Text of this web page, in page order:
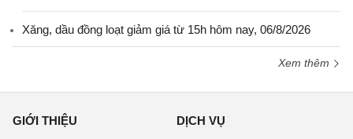
Xăng, dầu đồng loạt giảm giá từ 15h hôm nay, 06/8/2026
Xem thêm
GIỚI THIỆU DỊCH VỤ